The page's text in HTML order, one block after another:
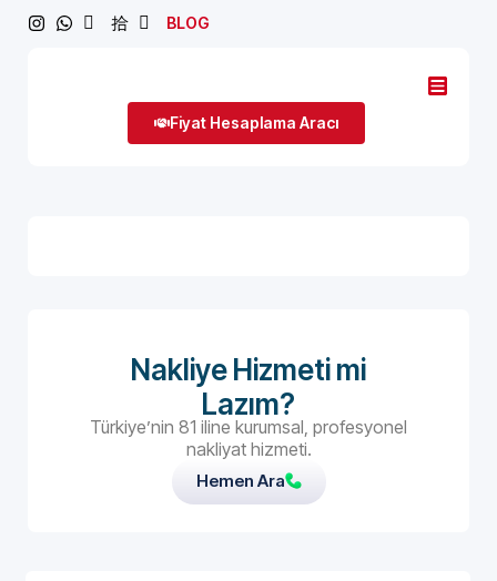
BLOG
Fiyat Hesaplama Aracı
Nakliye Hizmeti mi
Lazım?
Türkiye’nin 81 iline kurumsal, profesyonel
nakliyat hizmeti.
Hemen Ara